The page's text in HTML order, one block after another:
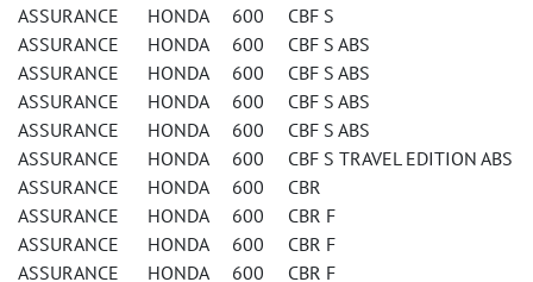
ASSURANCE HONDA 600 CBF S
ASSURANCE HONDA 600 CBF S ABS
ASSURANCE HONDA 600 CBF S ABS
ASSURANCE HONDA 600 CBF S ABS
ASSURANCE HONDA 600 CBF S ABS
ASSURANCE HONDA 600 CBF S TRAVEL EDITION ABS
ASSURANCE HONDA 600 CBR
ASSURANCE HONDA 600 CBR F
ASSURANCE HONDA 600 CBR F
ASSURANCE HONDA 600 CBR F